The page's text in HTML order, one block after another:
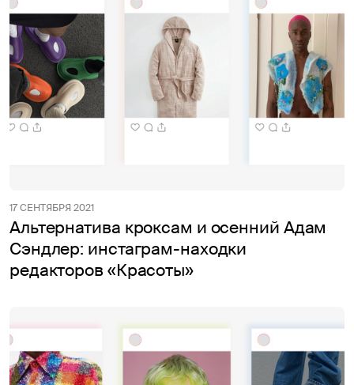
17 СЕНТЯБРЯ 2021
Альтернатива кроксам и осенний Адам
Сэндлер: инстаграм-находки
редакторов «Красоты»